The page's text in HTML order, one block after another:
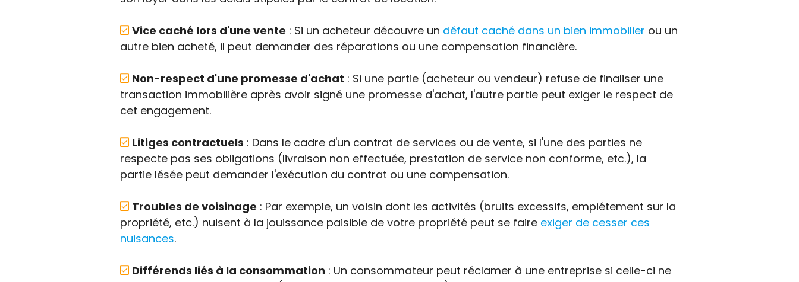
Vice caché lors d'une vente : Si un acheteur découvre un défaut caché dans un bien immobilier ou un
autre bien acheté, il peut demander des réparations ou une compensation financière.
Non-respect d'une promesse d'achat : Si une partie (acheteur ou vendeur) refuse de finaliser une
transaction immobilière après avoir signé une promesse d'achat, l'autre partie peut exiger le respect de
cet engagement.
Litiges contractuels : Dans le cadre d'un contrat de services ou de vente, si l'une des parties ne
respecte pas ses obligations (livraison non effectuée, prestation de service non conforme, etc.), la
partie lésée peut demander l'exécution du contrat ou une compensation.
Troubles de voisinage : Par exemple, un voisin dont les activités (bruits excessifs, empiétement sur la
propriété, etc.) nuisent à la jouissance paisible de votre propriété peut se faire exiger de cesser ces
nuisances.
Différends liés à la consommation : Un consommateur peut réclamer à une entreprise si celle-ci ne